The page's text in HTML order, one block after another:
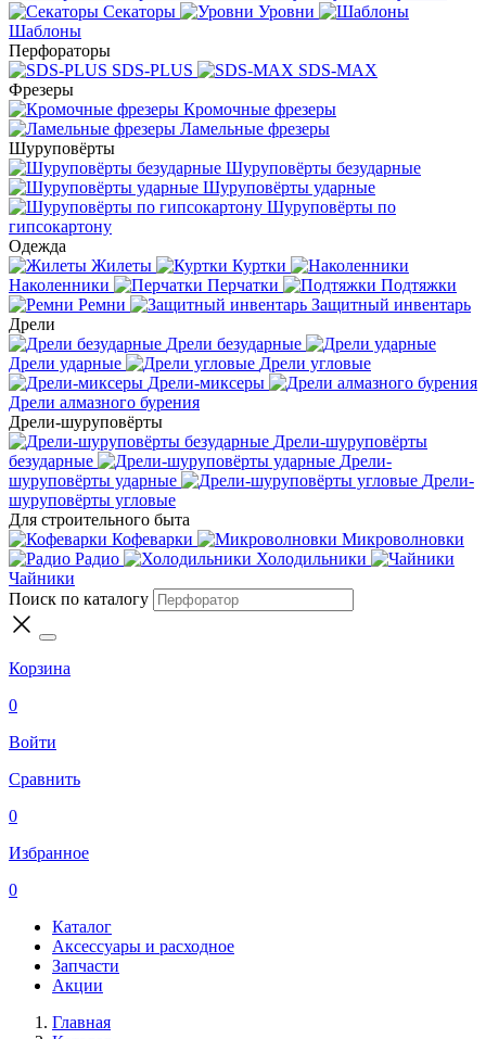
Секаторы
Уровни
Шаблоны
Перфораторы
SDS-PLUS
SDS-MAX
Фрезеры
Кромочные фрезеры
Ламельные фрезеры
Шуруповёрты
Шуруповёрты безударные
Шуруповёрты ударные
Шуруповёрты по
гипсокартону
Одежда
Жилеты
Куртки
Наколенники
Перчатки
Подтяжки
Ремни
Защитный инвентарь
Дрели
Дрели безударные
Дрели ударные
Дрели угловые
Дрели-миксеры
Дрели алмазного бурения
Дрели-шуруповёрты
Дрели-шуруповёрты
безударные
Дрели-
шуруповёрты ударные
Дрели-
шуруповёрты угловые
Для строительного быта
Кофеварки
Микроволновки
Радио
Холодильники
Чайники
Поиск по каталогу
Корзина
0
Войти
Сравнить
0
Избранное
0
Каталог
Аксессуары и расходное
Запчасти
Акции
Главная